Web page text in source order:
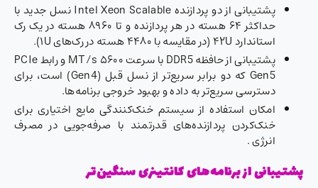
پشتیبانی از دو پردازنده Intel Xeon Scalable نسل جدید با
حداکثر ۶۴ هسته در هر پردازنده و تا ۸۹۶۰ هسته در یک رک
استاندارد ۴۲U (در مقایسه با ۴۴۸۰ هسته در رک‌های ۱U).
پشتیبانی از حافظه DDR5 با سرعت ۵۶۰۰ MT/s و رابط PCIe
Gen5 که دو برابر سریع‌تر از نسل قبل (Gen4) است، برای
دسترسی سریع‌تر به داده و بهبود خروجی برنامه‌ها.
امکان استفاده از سیستم خنک‌کنندگی مایع اختیاری برای
خنک‌کردن پردازنده‌های قدرتمند با صرفه‌جویی در مصرف
انرژی .
پشتیبانی از برنامه‌های کانتینری سنگین‌تر